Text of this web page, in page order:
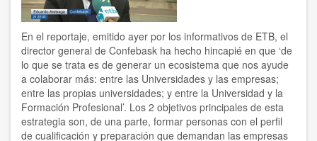
En el reportaje, emitido ayer por los informativos de ETB, el
director general de Confebask ha hecho hincapié en que ‘de
lo que se trata es de generar un ecosistema que nos ayude
a colaborar más: entre las Universidades y las empresas;
entre las propias universidades; y entre la Universidad y la
Formación Profesional’. Los 2 objetivos principales de esta
estrategia son, de una parte, formar personas con el perfil
de cualificación y preparación que demandan las empresas